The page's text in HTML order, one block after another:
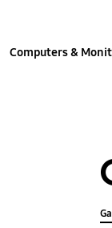
Computers &